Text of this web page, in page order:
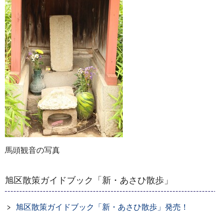
馬頭観音の写真
旭区散策ガイドブック「新・あさひ散歩」
旭区散策ガイドブック「新・あさひ散歩」発売！